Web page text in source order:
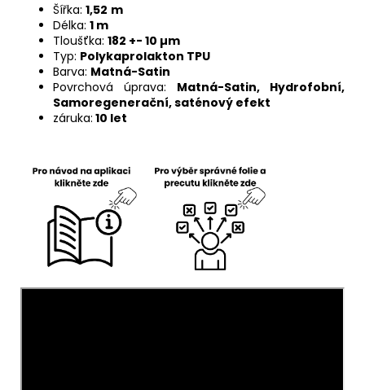
Šířka: 1,52 m
Délka: 1 m
Tloušťka: 182 +- 10 µm
Typ: Polykaprolakton TPU
Barva: Matná-Satin
Povrchová úprava:
Matná-Satin, Hydrofobní,
Samoregenerační, saténový efekt
záruka: 10 let